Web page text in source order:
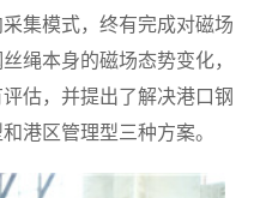
集模式，终有完成对磁场
绳本身的磁场态势变化，
估，并提出了解决港口钢
港区管理型三种方案。